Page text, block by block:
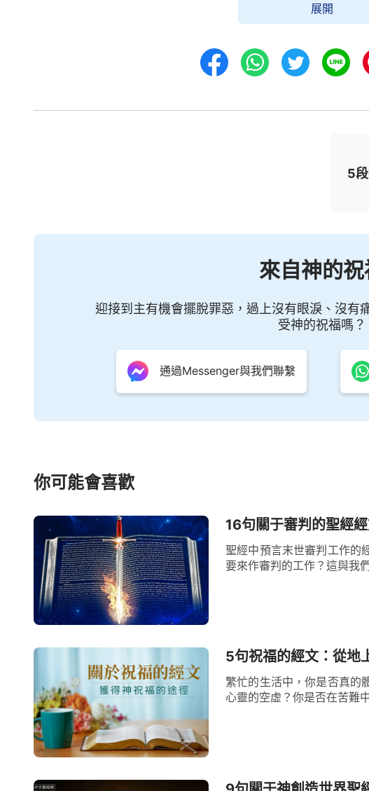
神的話告訴我們，苦難試煉并不是一種懲罰，而
支撑我們一生的幸福，只有神的愛和天國 的應許才是
4．「因此，你們是大有喜樂；但如今，在百般
尊貴。」（彼得前書1:6-7）
在苦難中的獨特喜樂。雖
但這些試煉背後隱藏着神更大的計劃。信心的試煉雖
穌基督顯現時為我們帶來稱贊、榮耀和尊貴。
信心像金子一樣需要在烈火中被煉净。正如金子
高，信心也在考驗和試煉中不斷得到净化和升華。試
産和兒女，自己的身體也長滿了毒瘡，但即使在這種
頌的。」 （約伯記 1:21）「難道我們從神手裏得福，不
失去一切而埋怨神，而是在痛苦中堅持信靠神，順服
被提煉得如精金般純净。
我們生活中的困境和挑戰像烈火一樣灼燒我們的
的作工中變得更加堅韌和强大。
正如神説：「信心指什麽説的？就是當人看不見
達不到時，人所該具備的真實的信，人所該有的真誠
需要有信心，熬煉時需要有信心，有信心了隨之就有
展開
5
來自神的
迎接到主有機會擺脫罪惡，過上沒有眼淚、沒有
受神的祝福嗎？
通過Messenger與我們聯繫
你可能會喜歡
16句關于審判的聖經
聖經中預言末世審判工作的
要來作審判的工作？這與我
5句祝福的經文：從地
繁忙的生活中，你是否真的
心靈的空虚？你是否在苦難